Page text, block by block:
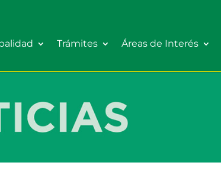
Trámites Áreas de Interés